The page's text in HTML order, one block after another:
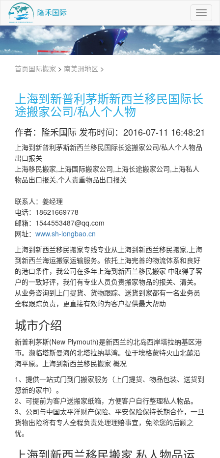
首页国际搬家 > 南美洲地区 >
上海到新普利茅斯新西兰移民国际长
途搬家公司/私人个人物
作者：隆禾国际 发布时间：2016-07-11 16:48:21
上海到新普利茅斯新西兰移民国际长途搬家公司/私人个人物品
出口报关
上海移民搬家,上海国际搬家公司,上海长途搬家公司,上海私人
物品出口报关,个人贵重物品出口报关
联系人：姜经理
电话：18621669778
邮箱： 1544553487@qq.com
网址： www.sh-longbao.cn
上海到新西兰移民搬家专线专业从上海到新西兰移民搬家,上海
到新西兰海运搬家运输服务。依托上海完善的物流体系和良好
的港口条件，我公司在多年上海到新西兰移民搬家 中取得了客
户的一致好评，我们有专业人员负责搬家物品的报关、清关。
从业务咨询到上门提货、货物跟踪、送货到家都有一名业务员
全程跟踪负责，更直接有效的为客户提供最大帮助
城市介绍
新普利茅斯(New Plymouth)是新西兰的北岛西岸塔拉纳基区港
市。濒临塔斯曼海的北塔拉纳基湾。位于埃格蒙特火山北麓沿
海平原。上海到新西兰移民搬家 概况
1、提供一站式门到门搬家服务（上门提货、物品包装、送货到
您新的家中）。
2、可提前为客户送搬家纸箱，方便客户自行整理私人物品。
3、公司与中国太平洋财产保险、平安保险保持长期合作，一旦
货物出险将有专人全程负责处理理赔事宜，免除您的后顾之
忧。
上海到新西兰移民搬家 私人物品运